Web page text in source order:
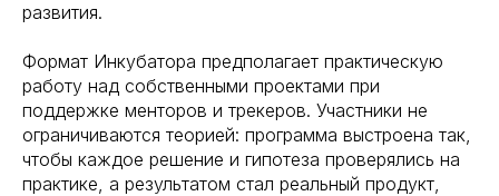
развития.
Формат Инкубатора предполагает практическую
работу над собственными проектами при
поддержке менторов и трекеров. Участники не
ограничиваются теорией: программа выстроена так,
чтобы каждое решение и гипотеза проверялись на
практике, а результатом стал реальный продукт,